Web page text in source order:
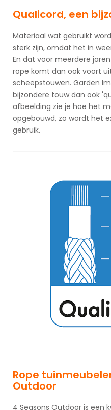
Qualicord, een
Materiaal wat gebruikt
sterk zijn, omdat het in
En dat voor meerdere
rope komt dan ook voort
scheepstouwen. Garden
bijzondere touw dan ook
afbeelding zie je hoe het
opgebouwd, zo wordt het
gebruik.
Rope
Outdoor
4 Seasons Outdoor is een